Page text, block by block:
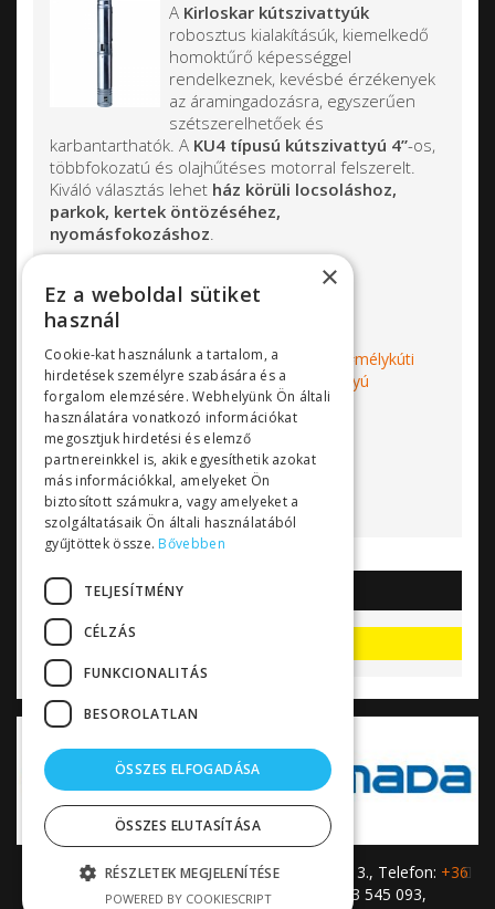
A Kirloskar kútszivattyúk
robosztus kialakításúk, kiemelkedő
homoktűrő képességgel
rendelkeznek, kevésbé érzékenyek
az áramingadozásra, egyszerűen
szétszerelhetőek és
karbantarthatók. A KU4 típusú kútszivattyú 4”-os,
többfokozatú és olajhűtéses motorral felszerelt.
Kiváló választás lehet ház körüli locsoláshoz,
parkok, kertek öntözéséhez,
nyomásfokozáshoz.
Hmax= 260 m
Címkék: búvárszivattyú kútszivattyú
mélykúti
szivattyú
csőbúvár szivattyú
csőszivattyú
Kirloskar
KU4
Bővebben...
AKCIÓK
Akciók, kedvezmények
Profilaxis Kft. • H-2049 Diósd, Vadrózsa utca 13., Telefon: +36
23 545 293,+36 23 545 393, Fax: +36 23 545 093,
×
Ez a weboldal sütiket
használ
Cookie-kat használunk a tartalom, a
hirdetések személyre szabására és a
forgalom elemzésére. Webhelyünk Ön általi
használatára vonatkozó információkat
megosztjuk hirdetési és elemző
partnereinkkel is, akik egyesíthetik azokat
más információkkal, amelyeket Ön
biztosított számukra, vagy amelyeket a
szolgáltatásaik Ön általi használatából
gyűjtöttek össze. Bővebben
TELJESÍTMÉNY
CÉLZÁS
FUNKCIONALITÁS
BESOROLATLAN
ÖSSZES ELFOGADÁSA
ÖSSZES ELUTASÍTÁSA
RÉSZLETEK MEGJELENÍTÉSE
POWERED BY COOKIESCRIPT